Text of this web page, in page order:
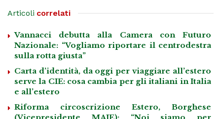
Articoli correlati
Vannacci debutta alla Camera con Futuro
Nazionale: “Vogliamo riportare il centrodestra
sulla rotta giusta”
Carta d’identità, da oggi per viaggiare all’estero
serve la CIE: cosa cambia per gli italiani in Italia
e all’estero
Riforma circoscrizione Estero, Borghese